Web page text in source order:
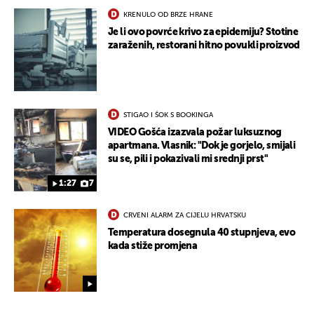
KRENULO OD BRZE HRANE
Je li ovo povrće krivo za epidemiju? Stotine
zaraženih, restorani hitno povukli proizvod
1:27 7
STIGAO I ŠOK S BOOKINGA
VIDEO Gošća izazvala požar luksuznog
apartmana. Vlasnik: "Dok je gorjelo, smijali
su se, pili i pokazivali mi srednji prst"
CRVENI ALARM ZA CIJELU HRVATSKU
Temperatura dosegnula 40 stupnjeva, evo
kada stiže promjena